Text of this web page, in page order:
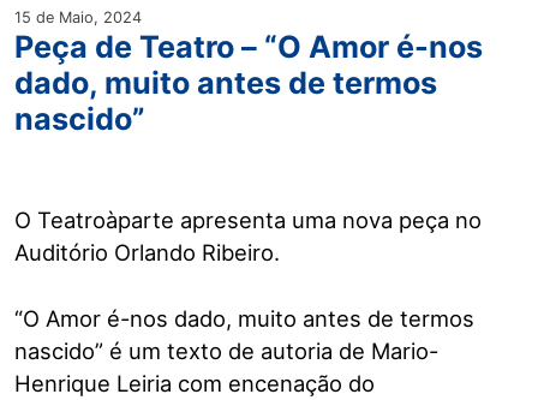
15 de Maio, 2024
Peça de Teatro – “O Amor é-nos
dado, muito antes de termos
nascido”
O Teatroàparte apresenta uma nova peça no
Auditório Orlando Ribeiro.
“O Amor é-nos dado, muito antes de termos
nascido” é um texto de autoria de Mario-
Henrique Leiria com encenação do